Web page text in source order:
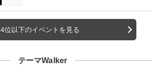
4位以下のイベントを見る
テーマWalker